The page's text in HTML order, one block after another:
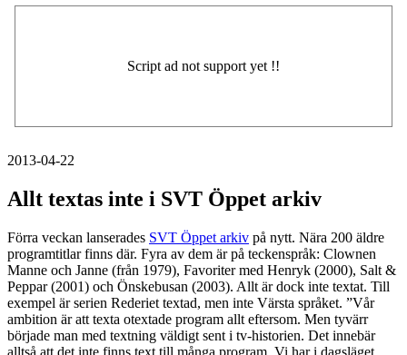
2013-04-22
Allt textas inte i SVT Öppet arkiv
Förra veckan lanserades SVT Öppet arkiv på nytt. Nära 200 äldre
programtitlar finns där. Fyra av dem är på teckenspråk: Clownen
Manne och Janne (från 1979), Favoriter med Henryk (2000), Salt &
Peppar (2001) och Önskebusan (2003). Allt är dock inte textat. Till
exempel är serien Rederiet textad, men inte Värsta språket. ”Vår
ambition är att texta otextade program allt eftersom. Men tyvärr
började man med textning väldigt sent i tv-historien. Det innebär
alltså att det inte finns text till många program. Vi har i dagsläget